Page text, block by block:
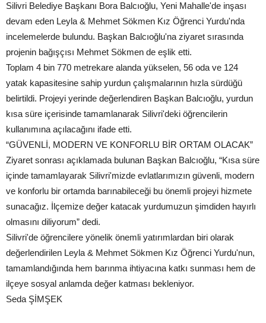
Silivri Belediye Başkanı Bora Balcıoğlu, Yeni Mahalle'de inşası
devam eden Leyla & Mehmet Sökmen Kız Öğrenci Yurdu'nda
incelemelerde bulundu. Başkan Balcıoğlu'na ziyaret sırasında
projenin bağışçısı Mehmet Sökmen de eşlik etti.
Toplam 4 bin 770 metrekare alanda yükselen, 56 oda ve 124
yatak kapasitesine sahip yurdun çalışmalarının hızla sürdüğü
belirtildi. Projeyi yerinde değerlendiren Başkan Balcıoğlu, yurdun
kısa süre içerisinde tamamlanarak Silivri'deki öğrencilerin
kullanımına açılacağını ifade etti.
“GÜVENLİ, MODERN VE KONFORLU BİR ORTAM OLACAK”
Ziyaret sonrası açıklamada bulunan Başkan Balcıoğlu, “Kısa süre
içinde tamamlayarak Silivri'mizde evlatlarımızın güvenli, modern
ve konforlu bir ortamda barınabileceği bu önemli projeyi hizmete
sunacağız. İlçemize değer katacak yurdumuzun şimdiden hayırlı
olmasını diliyorum” dedi.
Silivri'de öğrencilere yönelik önemli yatırımlardan biri olarak
değerlendirilen Leyla & Mehmet Sökmen Kız Öğrenci Yurdu'nun,
tamamlandığında hem barınma ihtiyacına katkı sunması hem de
ilçeye sosyal anlamda değer katması bekleniyor.
Seda ŞİMŞEK